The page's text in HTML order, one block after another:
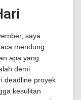
saya
mendung
apa yang
demi
deadline proyek
kesulitan